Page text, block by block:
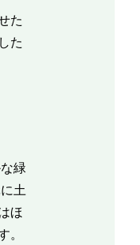
た
た
緑
土
ほ
。